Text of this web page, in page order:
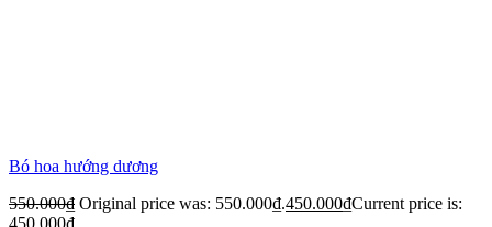
Bó hoa hướng dương
550.000₫ Original price was: 550.000₫.450.000₫Current price is:
450.000₫.